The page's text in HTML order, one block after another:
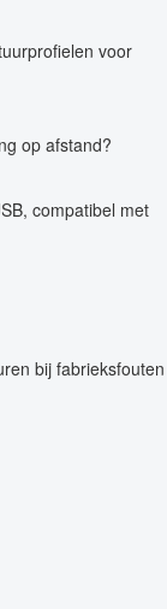
voor
op afstand?
compatibel met
bij fabrieksfouten